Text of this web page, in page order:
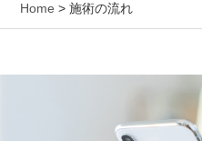
Home > 施術の流れ